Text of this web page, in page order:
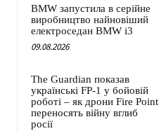
BMW запустила в серійне
виробництво найновіший
електроседан BMW i3
09.08.2026
The Guardian показав
українські FP-1 у бойовій
роботі – як дрони Fire Point
переносять війну вглиб
росії